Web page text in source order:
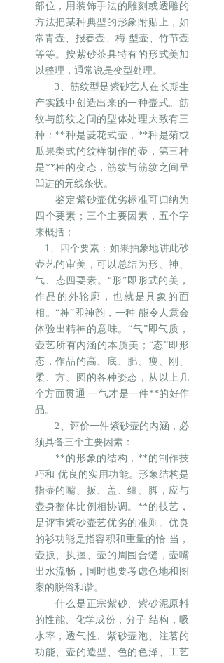
部位，用装饰手法的雕刻或透雕的
方法把某种典型的形象附贴上，如
常青壶、报春壶、梅 型壶、竹节壶
等等。按紫砂茶具特有的形式美加
以整理，通常说是变型处理。
3、筋纹型是紫砂艺人在长期生
产实践中创造出来的一种壶式。筋
纹与筋纹之间的型体处理大致有三
种：**种是菱花式壶，**种是菊或
瓜果类式的纹样制作的壶，第三种
是**种的变态，筋纹与筋纹之间呈
凹进的元线条状。
鉴定紫砂壶优劣标准可归纳为
四个要素；三个主要因素，五个字
来概括；
1、四个要素：如果抽象地讲此砂
壶艺的审美，可以总结为形、神、
气、态四要素。“形”即形式的美，
作品的外轮廓，也就是具象的面
相。“神”即神韵，一种 能令人意会
体验出精神的意味。“气”即气质，
壶艺所有内涵的本质美；“态”即形
态，作品的高、底、肥、瘦、刚、
柔、方、圆的各种姿态，从以上几
个方面贯通 一气才是一件**的好作
品。
2、评价一件紫砂壶的内涵，必
须具备三个主要因素：
**的形象的结构，**的制作技
巧和 优良的实用功能。形象结构是
指壶的嘴、扳、盖、纽、脚，应与
壶身整体比例相协调。**的技艺，
是评审紫砂壶艺优劣的准则。优良
的衫功能是指容积和重量的恰 当，
壶扳、执握、壶的周围合缝，壶嘴
出水流畅，同时也要考虑色地和图
案的脱俗和谐。
什么是正宗紫砂、紫砂泥原料
的性能、化学成份，分子 结构，吸
水率，透气性、紫砂壶泡、注茗的
功能、壶的造型、色的色泽、工艺